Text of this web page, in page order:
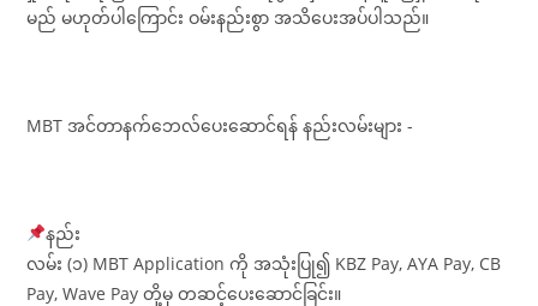
မည် မဟုတ်ပါကြောင်း ဝမ်းနည်းစွာ အသိပေးအပ်ပါသည်။
MBT အင်တာနက်ဘေလ်ပေးဆောင်ရန် နည်းလမ်းများ -
နည်း
လမ်း (၁) MBT Application ကို အသုံးပြု၍ KBZ Pay, AYA Pay, CB
Pay, Wave Pay တို့မှ တဆင့်ပေးဆောင်ခြင်း။